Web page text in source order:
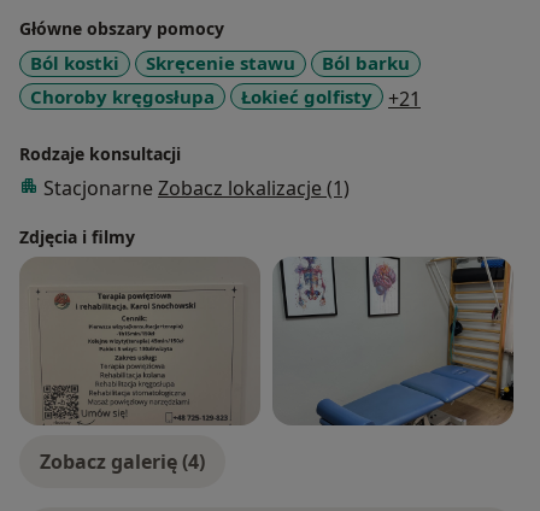
Główne obszary pomocy
Ból kostki Skręcenie stawu
Ból barku
Choroby kręgosłupa
Łokieć golfisty +21
Rodzaje konsultacji
Stacjonarne Zobacz lokalizacje (1)
Zdjęcia i filmy
Zobacz galerię (4)